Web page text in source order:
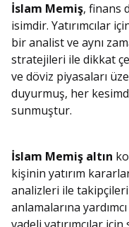
İslam Memiş, finans
isimdir. Yatırımcılar
bir analist ve aynı
stratejileri ile dikkat
ve döviz piyasaları
duyurmuş, her
sunmuştur.
İslam Memiş altın
kişinin yatırım
analizleri ile
anlamalarına